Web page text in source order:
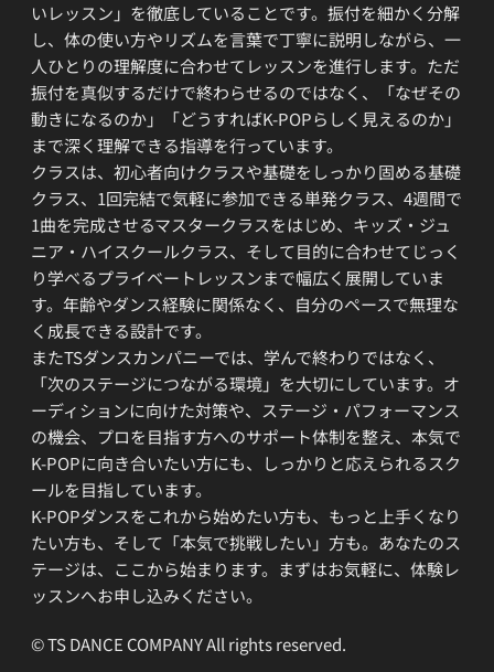
いレッスン」を徹底していることです。振付を細かく分解
し、体の使い方やリズムを言葉で丁寧に説明しながら、一
人ひとりの理解度に合わせてレッスンを進行します。ただ
振付を真似するだけで終わらせるのではなく、「なぜその
動きになるのか」「どうすればK-POPらしく見えるのか」
まで深く理解できる指導を行っています。
クラスは、初心者向けクラスや基礎をしっかり固める基礎
クラス、1回完結で気軽に参加できる単発クラス、4週間で
1曲を完成させるマスタークラスをはじめ、キッズ・ジュ
ニア・ハイスクールクラス、そして目的に合わせてじっく
り学べるプライベートレッスンまで幅広く展開していま
す。年齢やダンス経験に関係なく、自分のペースで無理な
く成長できる設計です。
またTSダンスカンパニーでは、学んで終わりではなく、
「次のステージにつながる環境」を大切にしています。オ
ーディションに向けた対策や、ステージ・パフォーマンス
の機会、プロを目指す方へのサポート体制を整え、本気で
K-POPに向き合いたい方にも、しっかりと応えられるスク
ールを目指しています。
K-POPダンスをこれから始めたい方も、もっと上手くなり
たい方も、そして「本気で挑戦したい」方も。あなたのス
テージは、ここから始まります。まずはお気軽に、体験レ
ッスンへお申し込みください。
© TS DANCE COMPANY All rights reserved.